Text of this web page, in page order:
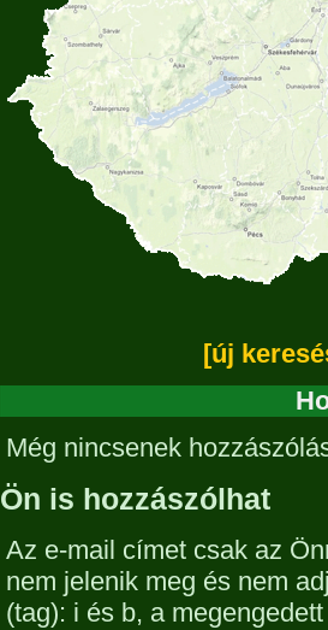
[új
Még nincsenek
Ön is hozzászólhat
Az e-mail címet csak az
nem jelenik meg és nem
(tag): i és b, a